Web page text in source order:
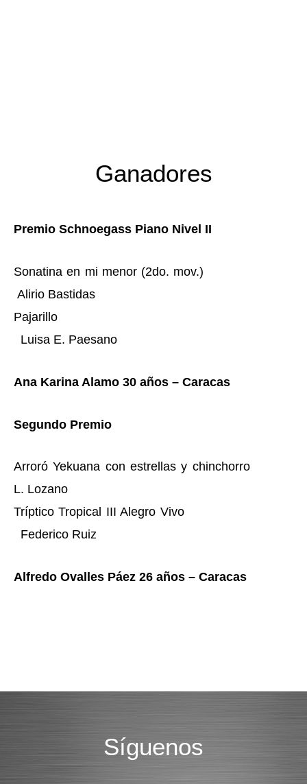
Ganadores
Premio Schnoegass Piano Nivel II
Sonatina en mi menor (2do. mov.)
Alirio Bastidas
Pajarillo
Luisa E. Paesano
Ana Karina Alamo 30 años – Caracas
Segundo Premio
Arroró Yekuana con estrellas y chinchorro
L. Lozano
Tríptico Tropical III Alegro Vivo
Federico Ruiz
Alfredo Ovalles Páez 26 años – Caracas
Síguenos